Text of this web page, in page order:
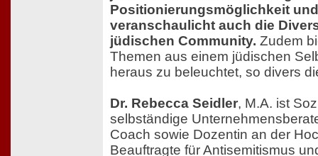
Positionierungsmöglichkeit
veranschaulicht auch die
jüdischen Community. Zudem
Themen aus einem jüdischen
heraus zu beleuchtet, so divers
Dr. Rebecca Seidler, M.A. ist
selbständige
Coach sowie Dozentin an der
Beauftragte für Antisemitismus